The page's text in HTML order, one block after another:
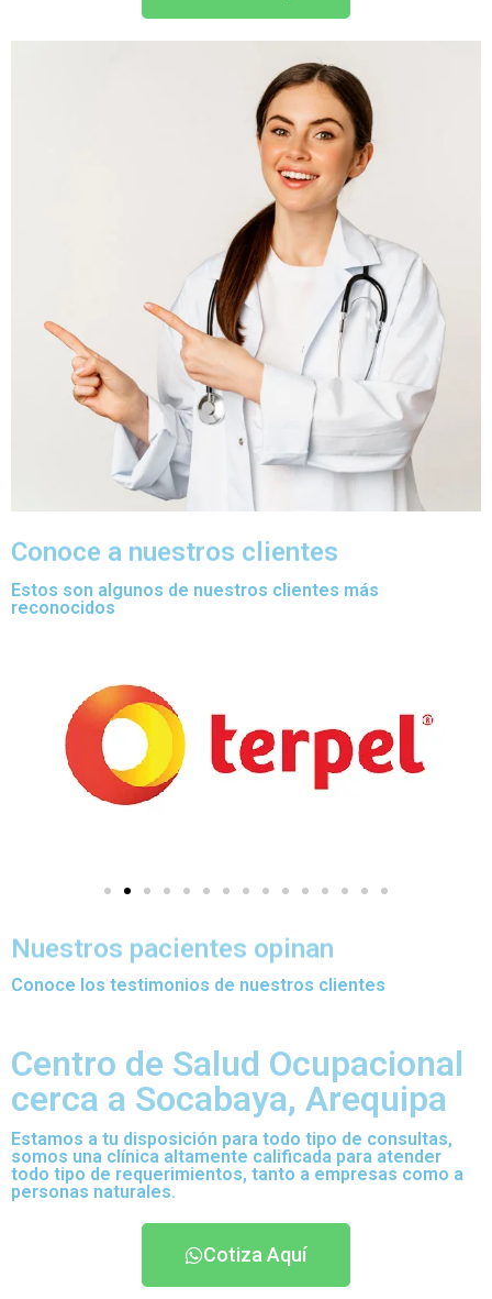
Conoce a nuestros clientes
Estos son algunos de nuestros clientes más
reconocidos
Nuestros pacientes opinan
Conoce los testimonios de nuestros clientes
Centro de Salud Ocupacional
cerca a Socabaya, Arequipa
Estamos a tu disposición para todo tipo de consultas,
somos una clínica altamente calificada para atender
todo tipo de requerimientos, tanto a empresas como a
personas naturales.
Cotiza Aquí